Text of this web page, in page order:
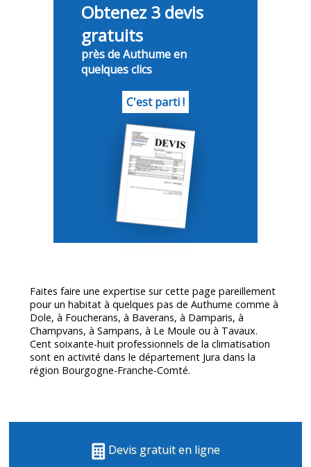
Obtenez 3 devis
gratuits
près de Authume en
quelques clics
C'est parti !
Faites faire une expertise sur cette page pareillement
pour un habitat à quelques pas de Authume comme à
Dole, à Foucherans, à Baverans, à Damparis, à
Champvans, à Sampans, à Le Moule ou à Tavaux.
Cent soixante-huit professionnels de la climatisation
sont en activité dans le département Jura dans la
région Bourgogne-Franche-Comté.
Devis gratuit en ligne